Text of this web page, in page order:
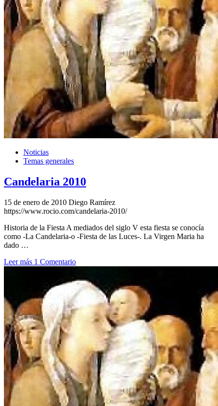
Noticias
Temas generales
Candelaria 2010
15 de enero de 2010 Diego Ramírez
https://www.rocio.com/candelaria-2010/
Historia de la Fiesta A mediados del siglo V esta fiesta se conocía
como -La Candelaria-o -Fiesta de las Luces-. La Virgen Maria ha
dado …
Leer más 1 Comentario